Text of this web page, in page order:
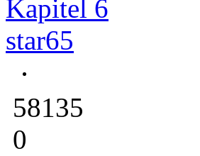
Kapitel 6
star65
58135
0